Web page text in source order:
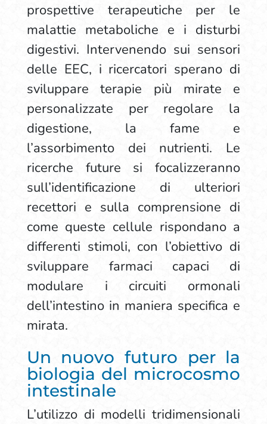
prospettive terapeutiche per le
malattie metaboliche e i disturbi
digestivi. Intervenendo sui sensori
delle EEC, i ricercatori sperano di
sviluppare terapie più mirate e
personalizzate per regolare la
digestione, la fame e
l’assorbimento dei nutrienti. Le
ricerche future si focalizzeranno
sull’identificazione di ulteriori
recettori e sulla comprensione di
come queste cellule rispondano a
differenti stimoli, con l’obiettivo di
sviluppare farmaci capaci di
modulare i circuiti ormonali
dell’intestino in maniera specifica e
mirata.
Un nuovo futuro per la
biologia del microcosmo
intestinale
L’utilizzo di modelli tridimensionali